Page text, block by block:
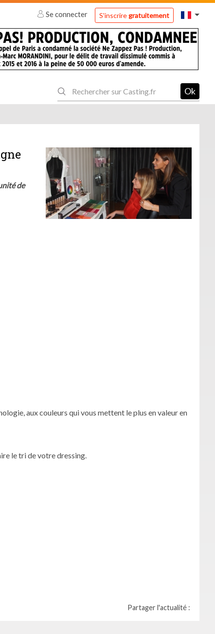
Se connecter S'inscriregratuitement
Ok
de
aux couleurs qui vous mettent le plus en valeur en
le tri de votre dressing.
Partager l'actualité :